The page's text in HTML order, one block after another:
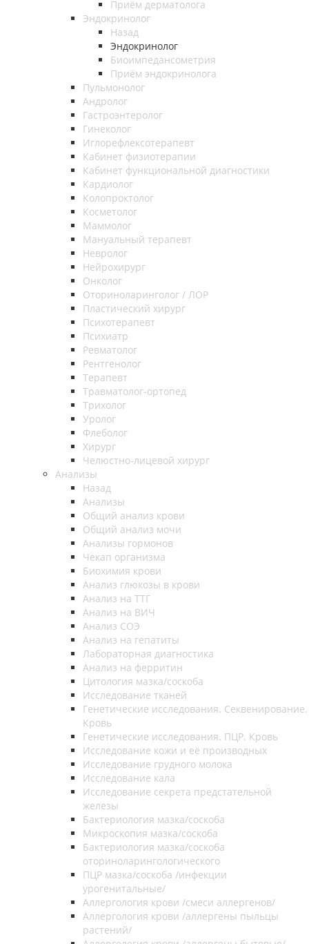
Приём дерматолога
Эндокринолог
Назад
Эндокринолог
Биоимпедансометрия
Приём эндокринолога
Пульмонолог
Андролог
Гастроэнтеролог
Гинеколог
Иглорефлексотерапевт
Кабинет физиотерапии
Кабинет функциональной диагностики
Кардиолог
Колопроктолог
Косметолог
Маммолог
Мануальный терапевт
Невролог
Нейрохирург
Онколог
Оториноларинголог / ЛОР
Пластический хирург
Психотерапевт
Психиатр
Ревматолог
Рентгенолог
Терапевт
Травматолог-ортопед
Трихолог
Уролог
Флеболог
Хирург
Челюстно-лицевой хирург
Анализы
Назад
Анализы
Общий анализ крови
Общий анализ мочи
Анализы гормонов
Чекап организма
Биохимия крови
Анализ глюкозы в крови
Анализ на ТТГ
Анализ на ВИЧ
Анализ СОЭ
Анализ на гепатиты
Лабораторная диагностика
Анализ на ферритин
Цитология мазка/соскоба
Исследование тканей
Генетические исследования. Секвенирование.
Кровь
Генетические исследования. ПЦР. Кровь
Исследование кожи и её производных
Исследование грудного молока
Исследование кала
Исследование секрета предстательной
железы
Бактериология мазка/соскоба
Микроскопия мазка/соскоба
Бактериология мазка/соскоба
оториноларингологического
ПЦР мазка/соскоба /инфекции
урогенитальные/
Аллергология крови /смеси аллергенов/
Аллергология крови /аллергены пыльцы
растений/